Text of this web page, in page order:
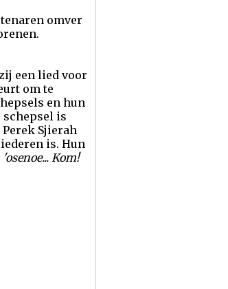
omver
een lied voor
om te
en hun
schepsel is
Sjierah
is. Hun
Kom!